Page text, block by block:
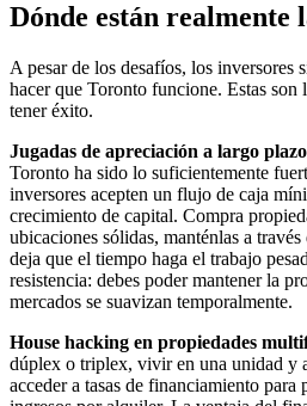
Dónde están realmente
A pesar de los desafíos, los inversores
hacer que Toronto funcione. Estas son
tener éxito.
Jugadas de apreciación a largo
Toronto ha sido lo suficientemente
inversores acepten un flujo de caja
crecimiento de capital. Compra
ubicaciones sólidas, manténlas a
deja que el tiempo haga el trabajo
resistencia: debes poder mantener la
mercados se suavizan temporalmente.
House hacking en propiedades
dúplex o triplex, vivir en una unidad y
acceder a tasas de financiamiento para